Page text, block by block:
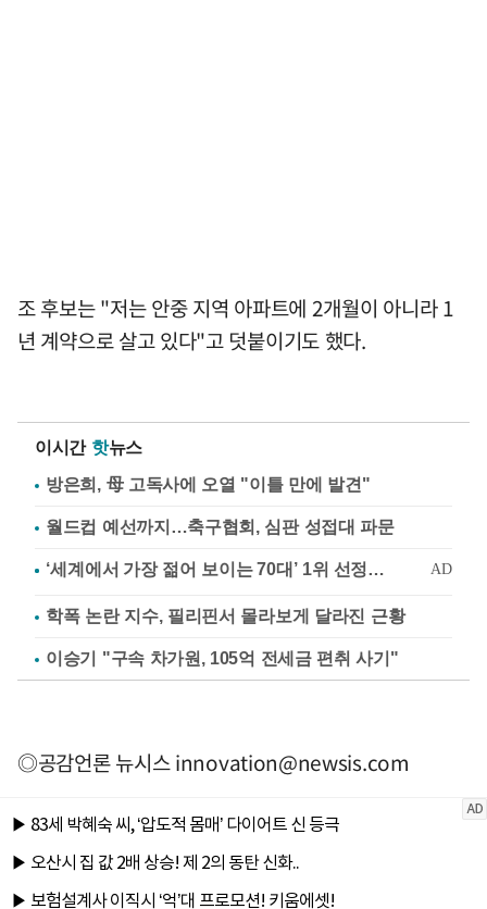
조 후보는 "저는 안중 지역 아파트에 2개월이 아니라 1
년 계약으로 살고 있다"고 덧붙이기도 했다.
이시간 핫뉴스
방은희, 母 고독사에 오열 "이틀 만에 발견"
월드컵 예선까지…축구협회, 심판 성접대 파문
학폭 논란 지수, 필리핀서 몰라보게 달라진 근황
이승기 "구속 차가원, 105억 전세금 편취 사기"
◎공감언론 뉴시스innovation@newsis.com